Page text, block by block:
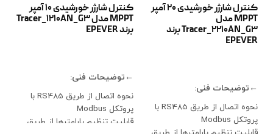
کنترل شارژر خورشیدی 20 آمپر
MPPT مدل
Tracer_2210AN_G3 برند
EPEVER
←توضیحات فنی:
نحوه اتصال از طریق RS485 با
پروتکل Modbus
قابلیت تنظیم پارامترها از طریق
کنترل شارژر خورشیدی 10 آمپر
MPPT مدل Tracer_1210AN_G3
برند EPEVER
←توضیحات فنی:
نحوه اتصال از طریق RS485 با
پروتکل Modbus
قابلیت تنظیم پارامترها از طریق